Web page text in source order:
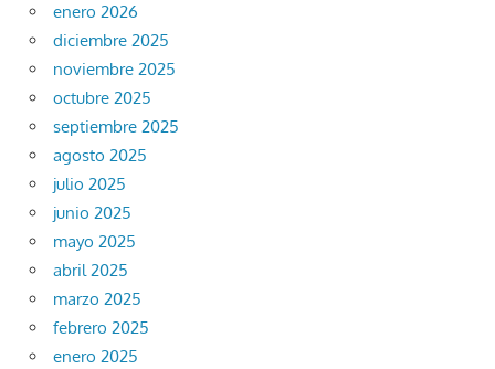
enero 2026
diciembre 2025
noviembre 2025
octubre 2025
septiembre 2025
agosto 2025
julio 2025
junio 2025
mayo 2025
abril 2025
marzo 2025
febrero 2025
enero 2025